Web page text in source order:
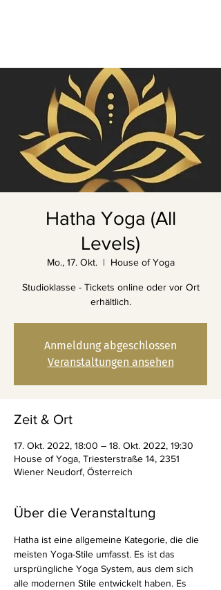
Hatha Yoga (All
Levels)
Mo., 17. Okt.
  |
House of Yoga
Studioklasse - Tickets online oder vor Ort
erhältlich.
Anmeldung abgeschlossen
Veranstaltungen ansehen
Zeit & Ort
17. Okt. 2022, 18:00 – 18. Okt. 2022, 19:30
House of Yoga, Triesterstraße 14, 2351
Wiener Neudorf, Österreich
Über die Veranstaltung
Hatha ist eine allgemeine Kategorie, die die
meisten Yoga-Stile umfasst. Es ist das
ursprüngliche Yoga System, aus dem sich
alle modernen Stile entwickelt haben. Es